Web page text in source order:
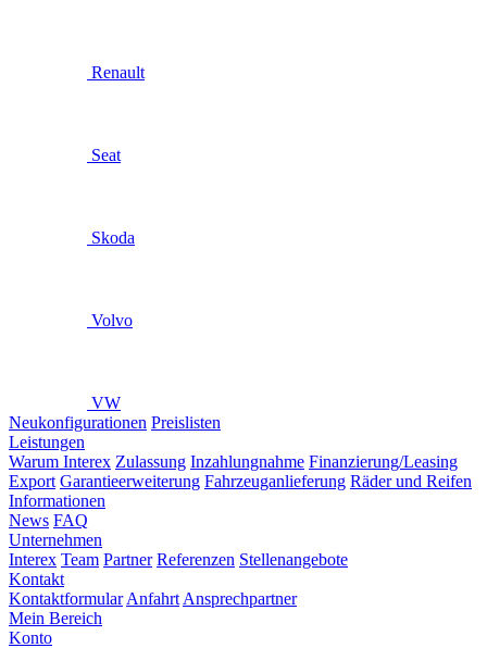
Renault
Seat
Skoda
Volvo
VW
Neukonfigurationen Preislisten
Leistungen
Warum Interex Zulassung Inzahlungnahme Finanzierung/Leasing
Export Garantieerweiterung Fahrzeuganlieferung Räder und Reifen
Informationen
News FAQ
Unternehmen
Interex Team Partner Referenzen Stellenangebote
Kontakt
Kontaktformular Anfahrt Ansprechpartner
Mein Bereich
Konto